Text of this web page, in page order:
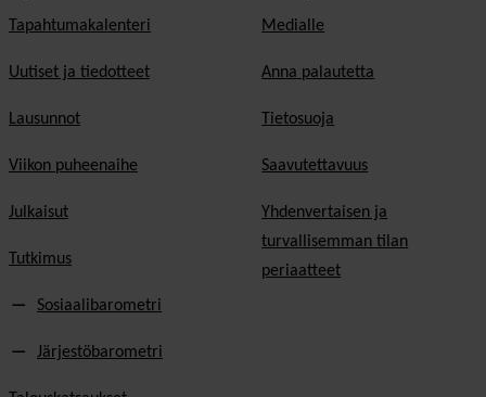
Tapahtumakalenteri
Uutiset ja tiedotteet
Lausunnot
Viikon puheenaihe
Julkaisut
Tutkimus
Sosiaalibarometri
Järjestöbarometri
Medialle
Anna palautetta
Tietosuoja
Saavutettavuus
Yhdenvertaisen ja
turvallisemman tilan
periaatteet